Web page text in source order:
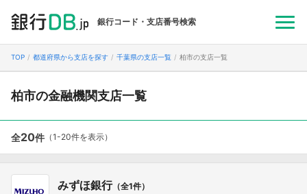
銀行コード・支店番号検索
TOP 都道府県から支店を探す 千葉県の支店一覧 柏市の支店一覧
柏市の金融機関支店一覧
全20件 （1-20件を表示）
みずほ銀行（全1件）